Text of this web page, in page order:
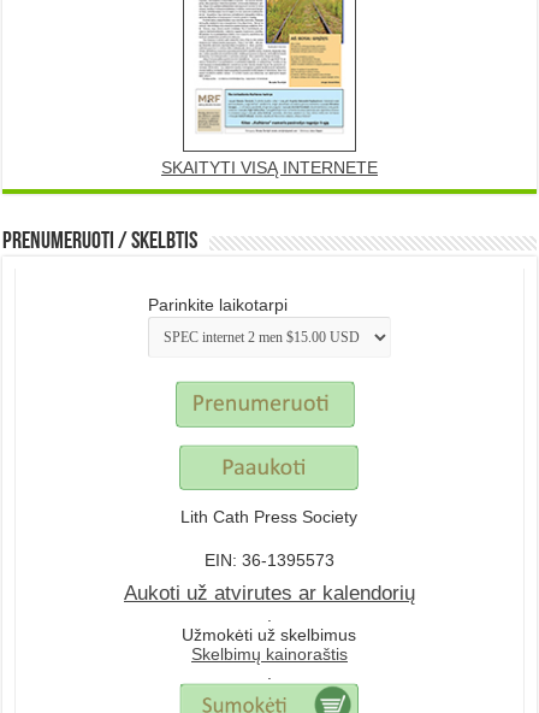
SKAITYTI VISĄ INTERNETE
Prenumeruoti / Skelbtis
Parinkite laikotarpi
Lith Cath Press Society
EIN: 36-1395573
Aukoti už atvirutes ar kalendorių
.
Užmokėti už skelbimus
Skelbimų kainoraštis
.